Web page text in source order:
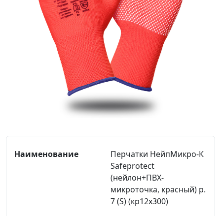
Перчатки НейпМикро-К
Safeprotect
(нейлон+ПВХ-
микроточка, красный) р.
7 (S) (кр12х300)